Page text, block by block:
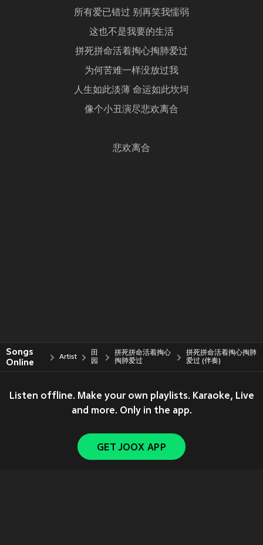
所有爱已错过 别再笑我懦弱
这也不是我要的生活
拼死拼命活着掏心掏肺爱过
为何苦难一样没放过我
人生如此淡薄 命运如此坎坷
像个小丑演尽悲欢离合
悲欢离合
Songs
Online
Artist
田
园
拼死拼命活着掏心
掏肺爱过
拼死拼命活着掏心掏肺
爱过 (伴奏)
Listen offline. Make your own playlists. Karaoke, Live
and more. Only in the app.
GET JOOX APP